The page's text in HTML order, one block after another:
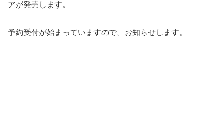
アが発売します。
予約受付が始まっていますので、お知らせします。